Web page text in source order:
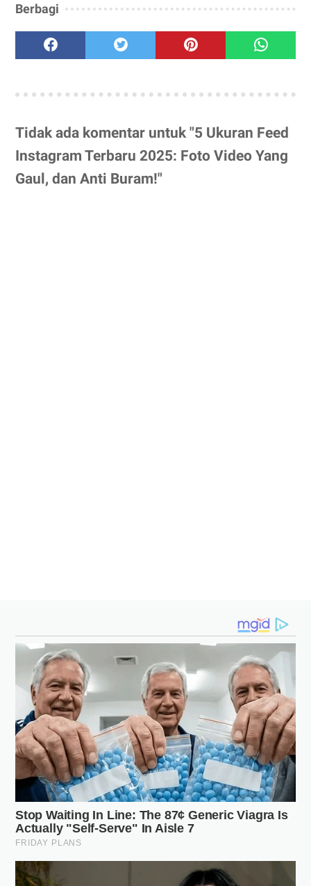
Berbagi
Tidak ada komentar untuk "5 Ukuran Feed
Instagram Terbaru 2025: Foto Video Yang
Gaul, dan Anti Buram!"